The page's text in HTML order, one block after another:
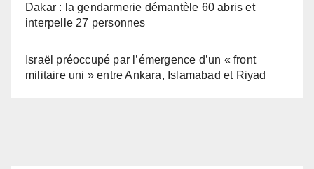
Dakar : la gendarmerie démantèle 60 abris et
interpelle 27 personnes
Israël préoccupé par l’émergence d’un « front
militaire uni » entre Ankara, Islamabad et Riyad